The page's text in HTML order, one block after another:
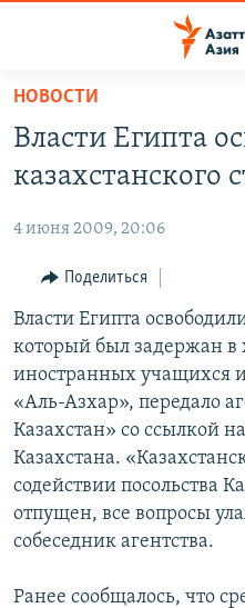
Вернуться
основному
содержанию
навигации
Вернутся
поиску
УЗБЕКИСТАН
ТАДЖИКИСТАН
НА ДРУГИХ ЯЗЫКАХ
ҚАЗАҚША
КЫРГЫЗЧА
ЎЗБЕКЧА
ТОҶИКӢ
TÜRKMENÇE
Все сайты РСЕ/РС
НОВОСТИ
Власти Египта
казахстанского
4 июня 2009, 20:06
Поделиться
Власти Египта
который был задержан в
иностранных учащихся
«Аль-Азхар», передало
Казахстан» со ссылкой
Казахстана.
содействии посольства
отпущен, все вопросы
собеседник агентства.
Ранее сообщалось, что